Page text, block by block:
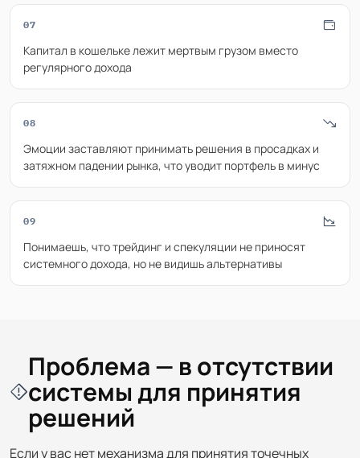
07
Капитал в кошельке лежит мертвым грузом вместо
регулярного дохода
08
Эмоции заставляют принимать решения в просадках и
затяжном падении рынка, что уводит портфель в минус
09
Понимаешь, что трейдинг и спекуляции не приносят
системного дохода, но не видишь альтернативы
Проблема — в отсутствии
системы для принятия
решений
Если у вас нет механизма для принятия точечных